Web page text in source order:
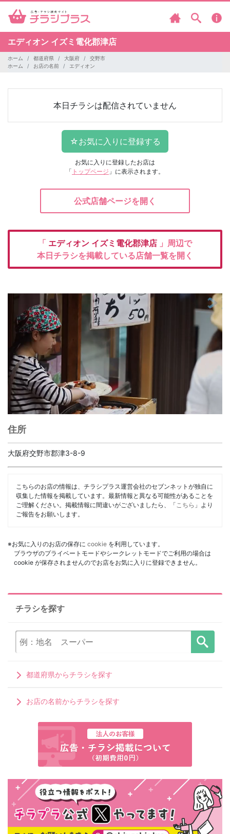
エディオン イズミ電化郡津店
ホーム 都道府県 大阪府
交野市
ホーム
お店の名前 エディオン
本日チラシは配信されていません
お気に入りに登録したお店は
「 トップページ 」に表示されます。
公式店舗ページを開く
「 エディオン イズミ電化郡津店 」周辺で
本日チラシを掲載している店舗一覧を開く
住所
大阪府交野市郡津3-8-9
こちらのお店の情報は、チラシプラス運営会社のセブンネットが独自に
収集した情報を掲載しています。最新情報と異なる可能性があることを
ご理解ください。掲載情報に間違いがございましたら、「 こちら 」より
ご報告をお願いします。
※お気に入りのお店の保存に cookie を利用しています。
ブラウザのプライベートモードやシークレットモードでご利用の場合は
cookie が保存されませんのでお店をお気に入りに登録できません。
チラシを探す
都道府県からチラシを探す
お店の名前からチラシを探す